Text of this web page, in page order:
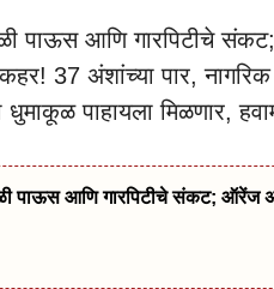
पाऊस आणि गारपिटीचे
37 अंशांच्या पार,
धुमाकूळ पाहायला मिळणार,
पाऊस आणि गारपिटीचे संकट; ऑरेंज